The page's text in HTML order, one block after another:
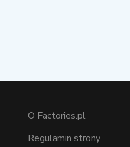
O Factories.pl
Regulamin strony